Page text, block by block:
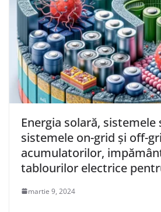
Energia solară, sistemele
sistemele on-grid și off-
acumulatorilor,
tablourilor electrice
martie 9, 2024